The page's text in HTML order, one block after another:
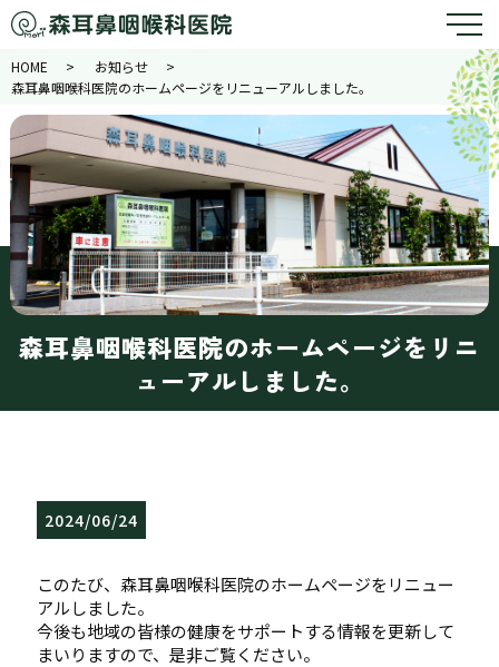
HOME
お知らせ
森耳鼻咽喉科医院のホームページをリニューアルしました。
森耳鼻咽喉科医院のホームページをリニ
ューアルしました。
2024/06/24
このたび、森耳鼻咽喉科医院のホームページをリニュー
アルしました。
今後も地域の皆様の健康をサポートする情報を更新して
まいりますので、是非ご覧ください。